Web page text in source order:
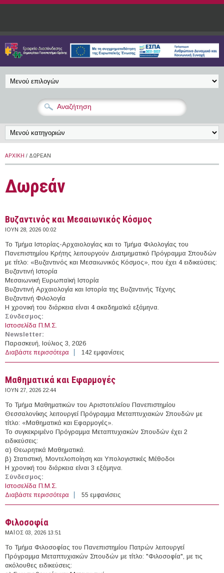
Παράκαμψη προς το κυρίως περιεχόμενο
ΑΡΧΙΚΉ / ΔΩΡΕΆΝ
Δωρεάν
Βυζαντινός και Μεσαιωνικός Κόσμος
ΙΟΥΝ 28, 2026 00:02
Το Τμήμα Ιστορίας-Αρχαιολογίας και το Τμήμα Φιλολογίας του
Πανεπιστημίου Κρήτης λειτουργούν Διατμηματικό Πρόγραμμα Σπουδών
με τίτλο: «Βυζαντινός και Μεσαιωνικός Κόσμος», που έχει 4 ειδικεύσεις:
Βυζαντινή Ιστορία
Μεσαιωνική Ευρωπαϊκή Ιστορία
Βυζαντινή Αρχαιολογία και Ιστορία της Βυζαντινής Τέχνης
Βυζαντινή Φιλολογία
Η χρονική του διάρκεια είναι 4 ακαδημαϊκά εξάμηνα.
Σύνδεσμος:
Ιστοσελίδα Π.Μ.Σ.
Newsletter:
Παρασκευή, Ιούλιος 3, 2026
Διαβάστε περισσότερα για Βυζαντινός και Μεσαιωνικός Κόσμος
142 εμφανίσεις
Μαθηματικά και Εφαρμογές
ΙΟΥΝ 27, 2026 22:44
Το Τμήμα Μαθηματικών του Αριστοτελείου Πανεπιστημίου
Θεσσαλονίκης λειτουργεί Πρόγραμμα Μεταπτυχιακών Σπουδών με
τίτλο: «Μαθηματικά και Εφαρμογές».
Το συγκεκριμένο Πρόγραμμα Μεταπτυχιακών Σπουδών έχει 2
ειδικεύσεις:
α) Θεωρητικά Μαθηματικά.
β) Στατιστική, Μοντελοποίηση και Υπολογιστικές Μέθοδοι
Η χρονική του διάρκεια είναι 3 εξάμηνα.
Σύνδεσμος:
Ιστοσελίδα Π.Μ.Σ.
Διαβάστε περισσότερα για Μαθηματικά και Εφαρμογές
55 εμφανίσεις
Φιλοσοφία
ΜΆΙΟΣ 03, 2026 13:51
Το Τμήμα Φιλοσοφίας του Πανεπιστημίου Πατρών λειτουργεί
Πρόγραμμα Μεταπτυχιακών Σπουδών με τίτλο: "Φιλοσοφία", με τις
ακόλουθες ειδικεύσεις: